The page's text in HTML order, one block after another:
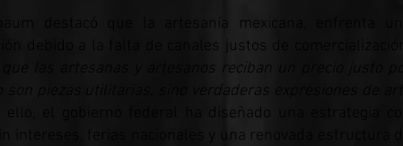
destacó que la artesanía mexicana, enfrenta una
debido a la falta de canales justos de comercialización:
que las artesanas y artesanos reciban un precio justo por
son piezas utilitarias, sino verdaderas expresiones de arte
ello, el gobierno federal ha diseñado una estrategia con
intereses, ferias nacionales y una renovada estructura de